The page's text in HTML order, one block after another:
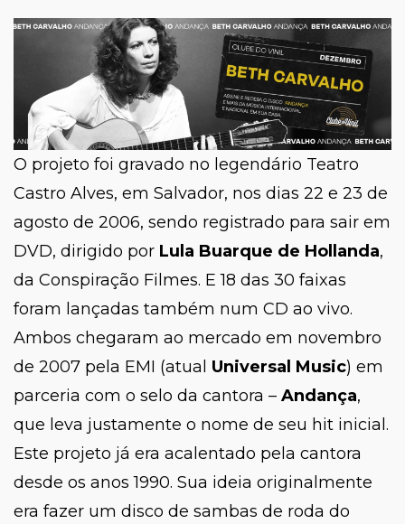
O projeto foi gravado no legendário Teatro
Castro Alves, em Salvador, nos dias 22 e 23 de
agosto de 2006, sendo registrado para sair em
DVD, dirigido por Lula Buarque de Hollanda,
da Conspiração Filmes. E 18 das 30 faixas
foram lançadas também num CD ao vivo.
Ambos chegaram ao mercado em novembro
de 2007 pela EMI (atual Universal Music) em
parceria com o selo da cantora – Andança,
que leva justamente o nome de seu hit inicial.
Este projeto já era acalentado pela cantora
desde os anos 1990. Sua ideia originalmente
era fazer um disco de sambas de roda do